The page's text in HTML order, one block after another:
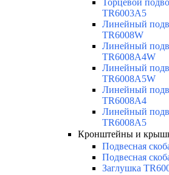
Торцевой
TR6003A5
Линейный
TR6008W
Линейный
TR6008A4W
Линейный
TR6008A5W
Линейный
TR6008A4
Линейный
TR6008A5
Кронштейны и
Подвесная
Подвесная
Заглушка